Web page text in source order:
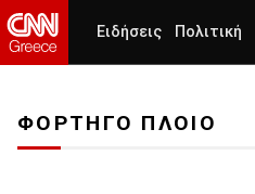
Ειδήσεις Πολιτική
ΦΟΡΤΗΓΟ ΠΛΟΙΟ